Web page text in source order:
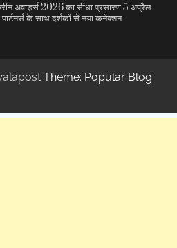
अवार्ड्स 2026 का सीधा प्रसारण 5 अप्रैल
पार्टनर्स के साथ दर्शकों से नया कनेक्शन
Theme: Popular Blog